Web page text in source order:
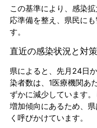
この基準により、感染
応準備を整え、県民に
す。
直近の感染状況と対
県によると、先月24日
染者数は、1医療機関あ
ずかに減少しています
増加傾向にあるため、
く呼びかけています。